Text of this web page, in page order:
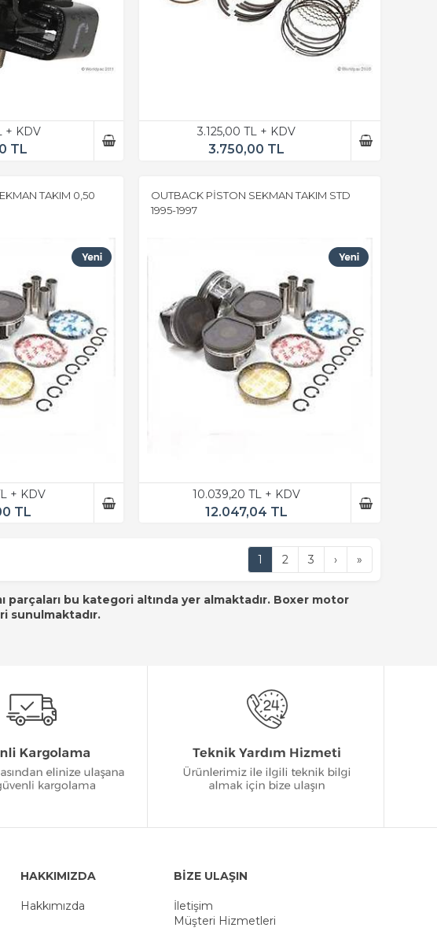
+ KDV
TL
3.125,00 TL + KDV
3.750,00 TL
TAKIM 0,50
+ KDV
TL
OUTBACK PİSTON SEKMAN TAKIM STD
1995-1997
10.039,20 TL + KDV
12.047,04 TL
1 2 3 › »
bu kategori altında yer almaktadır. Boxer motor
sunulmaktadır.
HAKKIMIZDA
Hakkımızda
BİZE ULAŞIN
İletişim
Müşteri Hizmetleri